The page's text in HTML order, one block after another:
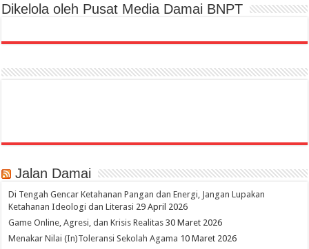
Dikelola oleh Pusat Media Damai BNPT
Jalan Damai
Di Tengah Gencar Ketahanan Pangan dan Energi, Jangan Lupakan
Ketahanan Ideologi dan Literasi 29 April 2026
Game Online, Agresi, dan Krisis Realitas 30 Maret 2026
Menakar Nilai (In)Toleransi Sekolah Agama 10 Maret 2026